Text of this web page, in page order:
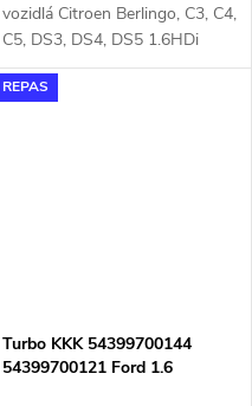
vozidlá Citroen Berlingo, C3, C4,
C5, DS3, DS4, DS5 1.6HDi
84kW 85kW, Ford B-Max, C-
Max, Fiesta, Focus, Galaxy II,
85kW, Volvo C30, S40, S60,
S80, V40, V50, V60, V70
REPAS
Turbo KKK 54399700144
54399700121 Ford 1.6